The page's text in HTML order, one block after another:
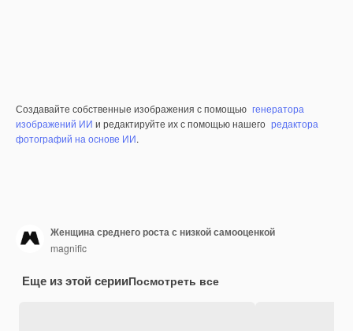
Создавайте собственные изображения с помощью генератора
изображений ИИ и редактируйте их с помощью нашего редактора
фотографий на основе ИИ.
Женщина среднего роста с низкой самооценкой
magnific
Еще из этой серииПосмотреть все